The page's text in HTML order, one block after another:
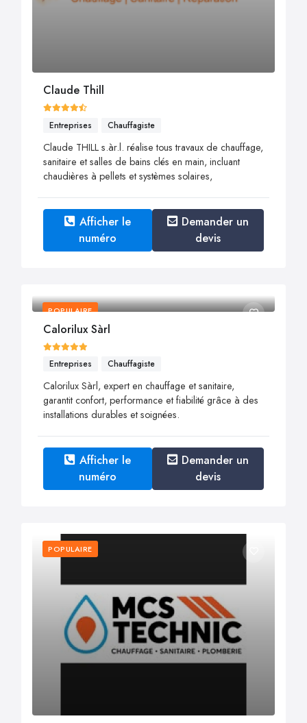
Claude Thill
Entreprises Chauffagiste
Claude THILL s.àr.l. réalise tous travaux de chauffage,
sanitaire et salles de bains clés en main, incluant
chaudières à pellets et systèmes solaires,
Afficher le
numéro
Demander un
devis
POPULAIRE
Calorilux Sàrl
Entreprises Chauffagiste
Calorilux Sàrl, expert en chauffage et sanitaire,
garantit confort, performance et fiabilité grâce à des
installations durables et soignées.
Afficher le
numéro
Demander un
devis
POPULAIRE